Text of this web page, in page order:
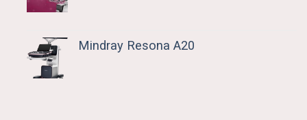
Mindray Resona A20